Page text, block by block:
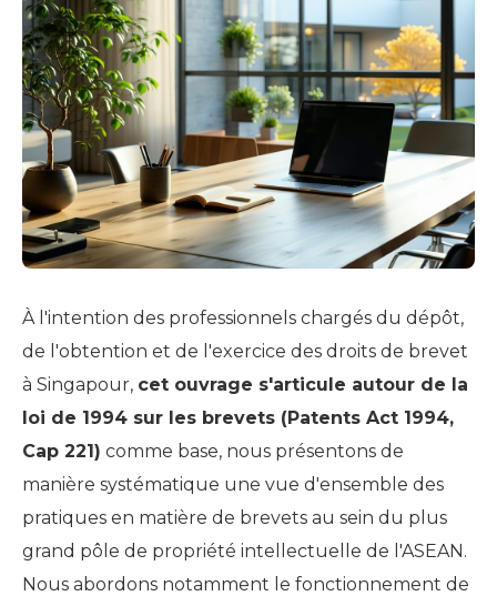
À l'intention des professionnels chargés du dépôt,
de l'obtention et de l'exercice des droits de brevet
à Singapour, cet ouvrage s'articule autour de la
loi de 1994 sur les brevets (Patents Act 1994,
Cap 221) comme base, nous présentons de
manière systématique une vue d'ensemble des
pratiques en matière de brevets au sein du plus
grand pôle de propriété intellectuelle de l'ASEAN.
Nous abordons notamment le fonctionnement de